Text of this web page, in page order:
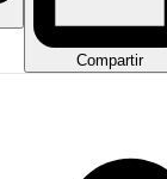
Compartir